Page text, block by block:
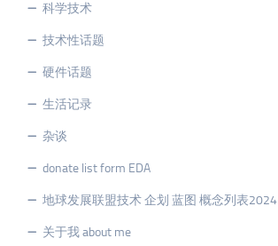
科学技术
技术性话题
硬件话题
生活记录
杂谈
donate list form EDA
地球发展联盟技术 企划 蓝图 概念列表2024
关于我 about me